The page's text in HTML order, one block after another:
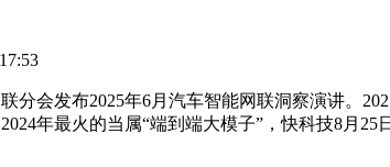
会发布2025年6月汽车智能网联洞察演讲。
年最火的当属“端到端大模子”，快科技8月